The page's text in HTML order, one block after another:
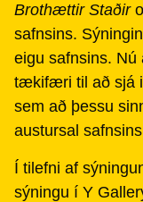
Brothættir Staðir
safnsins.
eigu safnsins. Nú
tækifæri til að sjá
sem að þessu
austursal
Í tilefni af
sýningu í Y